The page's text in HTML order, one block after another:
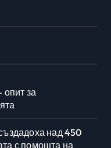
опит за
над 450
с помощта на